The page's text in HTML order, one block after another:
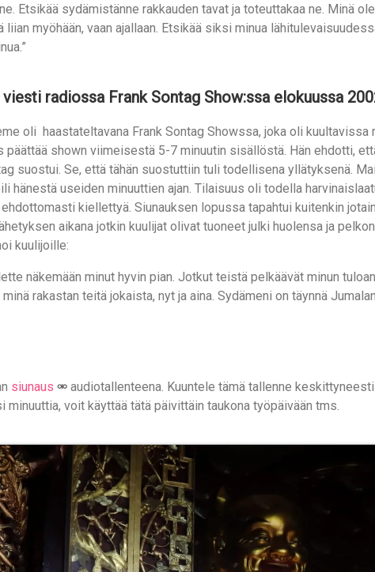
Etsikää sydämistänne rakkauden tavat ja toteuttakaa ne. Minä
liian myöhään, vaan ajallaan. Etsikää siksi minua
viesti radiossa Frank Sontag Show:ssa elokuussa
oli haastateltavana Frank Sontag Showssa, joka oli
päättää shown viimeisestä 5-7 minuutin sisällöstä. Hän ehdotti,
suostui. Se, että tähän suostuttiin tuli todellisena yllätyksenä.
hänestä useiden minuuttien ajan. Tilaisuus oli todella
kiellettyä. Siunauksen lopussa tapahtui kuitenkin
aikana jotkin kuulijat olivat tuoneet julki huolensa ja
kuulijoille:
näkemään minut hyvin pian. Jotkut teistä pelkäävät minun
rakastan teitä jokaista, nyt ja aina. Sydämeni on täynnä
siunaus
audiotallenteena. Kuuntele tämä tallenne
minuuttia, voit käyttää tätä päivittäin taukona työpäivään tms.